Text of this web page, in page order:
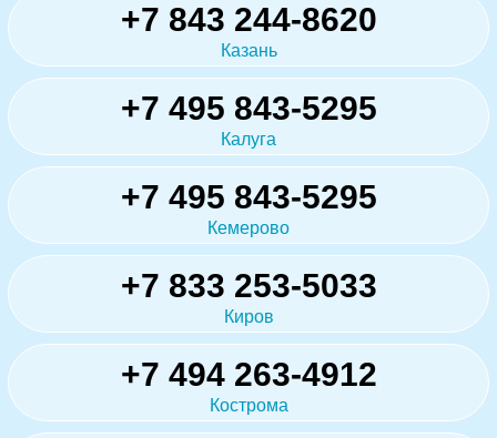
+7 843 244-8620
Казань
+7 495 843-5295
Калуга
+7 495 843-5295
Кемерово
+7 833 253-5033
Киров
+7 494 263-4912
Кострома